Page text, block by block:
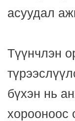
асуудал
Түүнчлэн
бүхэн нь
хорооноос